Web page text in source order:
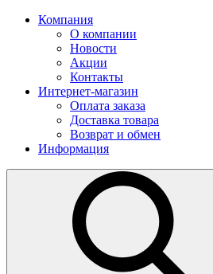
Компания
О компании
Новости
Акции
Контакты
Интернет-магазин
Оплата заказа
Доставка товара
Возврат и обмен
Информация